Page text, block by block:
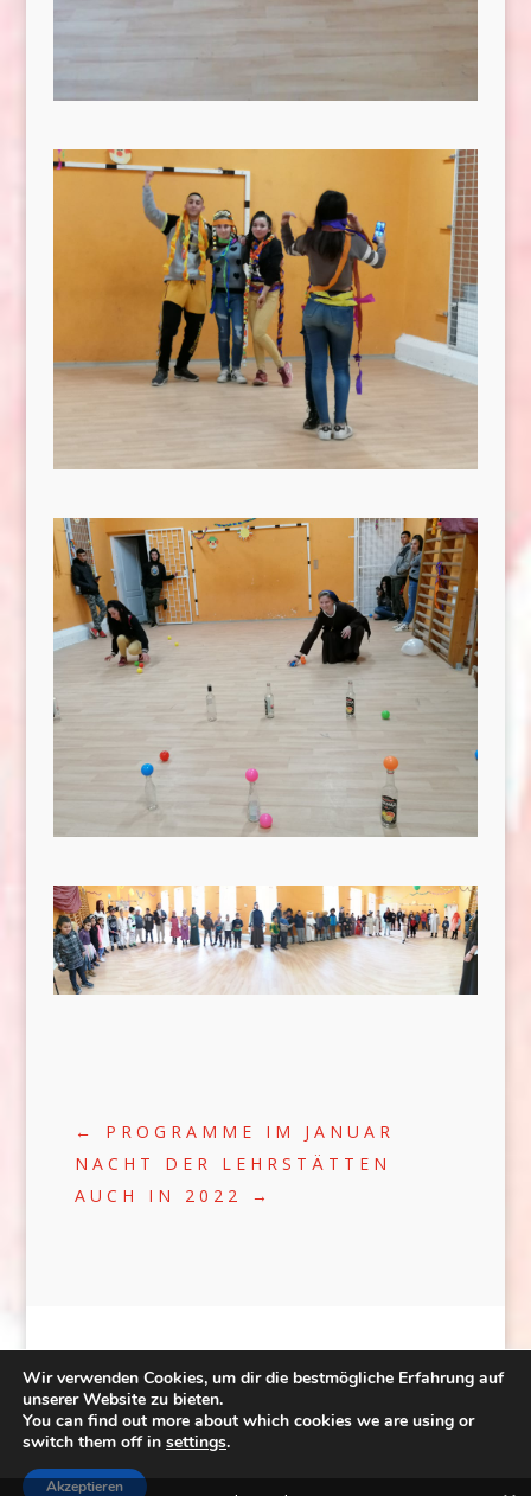
← PROGRAMME IM JANUAR
NACHT DER LEHRSTÄTTEN
AUCH IN 2022
→
©2020 | WEB:CRÆTIVE.HU| TÁRHELY:
RACKFOREST KFT.
Wir verwenden Cookies, um dir die bestmögliche Erfahrung auf
unserer Website zu bieten.
You can find out more about which cookies we are using or
switch them off in settings.
Akzeptieren